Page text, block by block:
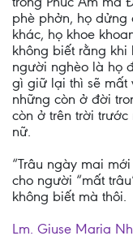
phè phởn, họ
khác, họ khoe
không biết rằng
người nghèo là họ
gì giữ lại thì sẽ mất
những còn ở đời
còn ở trên trời
nữ.
“Trâu ngày mai
cho người “mất
không biết mà thôi.
Lm. Giuse Maria